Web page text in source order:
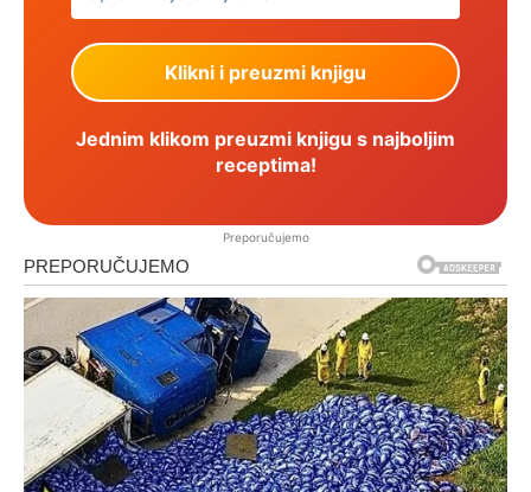
Jednim klikom preuzmi knjigu s najboljim
receptima!
Preporučujemo